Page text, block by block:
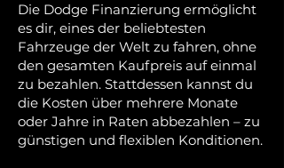
Die Dodge Finanzierung ermöglicht
es dir, eines der beliebtesten
Fahrzeuge der Welt zu fahren, ohne
den gesamten Kaufpreis auf einmal
zu bezahlen. Stattdessen kannst du
die Kosten über mehrere Monate
oder Jahre in Raten abbezahlen – zu
günstigen und flexiblen Konditionen.